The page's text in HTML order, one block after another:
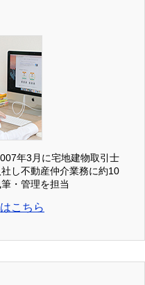
年3月に宅地建物取引士
し不動産仲介業務に約10
・管理を担当
こちら